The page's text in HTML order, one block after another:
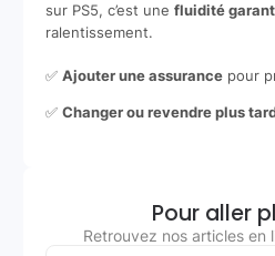
sur PS5, c’est une fluidité
ralentissement.
✅ Ajouter une assurancepour
✅ Changer ou revendre plus
Pour aller
Retrouvez nos articles en